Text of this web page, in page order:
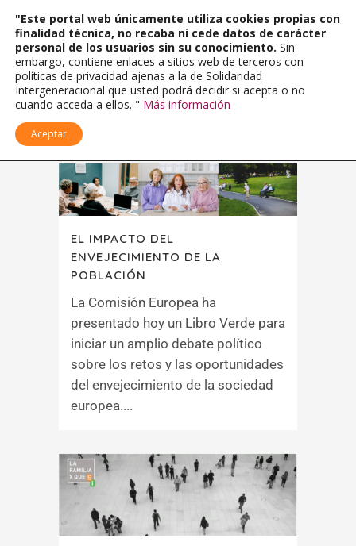
EL IMPACTO DEL
ENVEJECIMIENTO DE LA
POBLACIÓN
La Comisión Europea ha
presentado hoy un Libro Verde para
iniciar un amplio debate político
sobre los retos y las oportunidades
del envejecimiento de la sociedad
europea....
"Este portal web únicamente utiliza cookies propias con
finalidad técnica, no recaba ni cede datos de carácter
personal de los usuarios sin su conocimiento. Sin
embargo, contiene enlaces a sitios web de terceros con
políticas de privacidad ajenas a la de Solidaridad
Intergeneracional que usted podrá decidir si acepta o no
cuando acceda a ellos. " Más información
Aceptar